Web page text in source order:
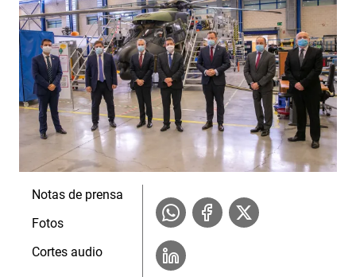
Notas de prensa
Fotos
Cortes audio